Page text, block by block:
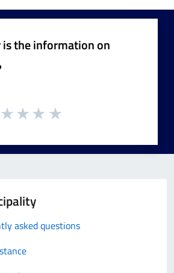
is the information on
asked questions